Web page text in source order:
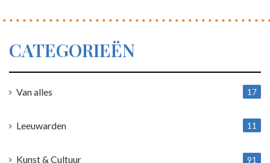
CATEGORIEËN
Van alles
17
Leeuwarden
11
Kunst & Cultuur 91